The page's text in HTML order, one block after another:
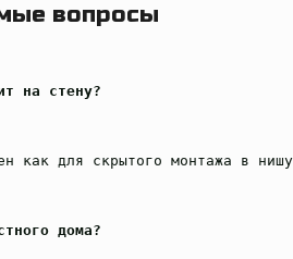
вопросы
на стену?
как для скрытого монтажа в
дома?